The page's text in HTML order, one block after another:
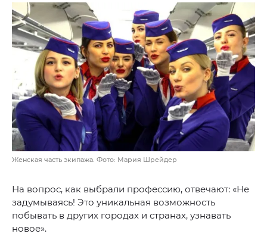
Женская часть экипажа. Фото: Мария Шрейдер
На вопрос, как выбрали профессию, отвечают: «Не
задумываясь! Это уникальная возможность
побывать в других городах и странах, узнавать
новое».